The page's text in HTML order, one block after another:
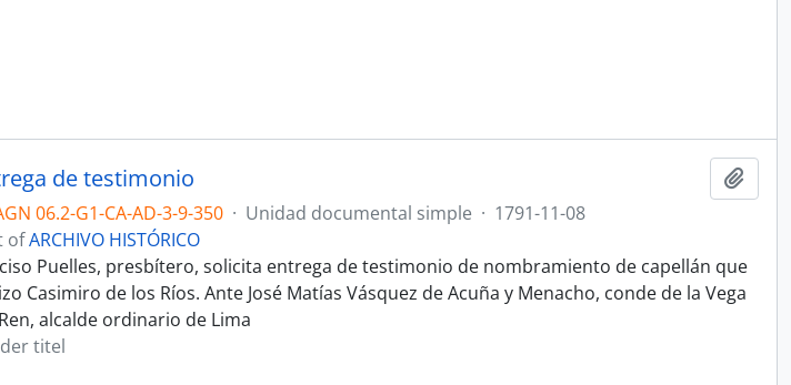
de testimonio
06.2-G1-CA-AD-3-9-350 · Unidad documental simple · 1791-11-08
ofARCHIVO HISTÓRICO
Puelles, presbítero, solicita entrega de testimonio de nombramiento de capellán que
Casimiro de los Ríos. Ante José Matías Vásquez de Acuña y Menacho, conde de la Vega
alcalde ordinario de Lima
titel